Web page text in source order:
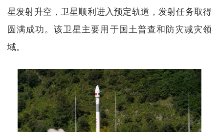
星发射升空，卫星顺利进入预定轨道，发射任务取得
圆满成功。该卫星主要用于国土普查和防灾减灾领
域。